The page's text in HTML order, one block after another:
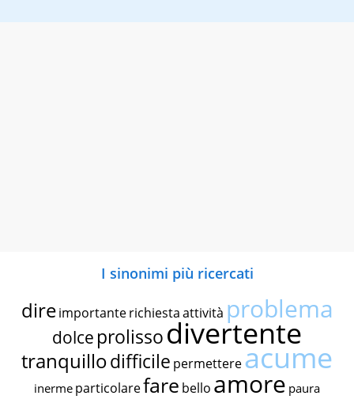
I sinonimi più ricercati
dire importante richiestaattività problema
dolce prolissodivertente
tranquillodifficile permettereacume
inerme particolarefare bello amore paura